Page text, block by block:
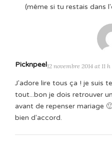
(même si tu restais dans
Picknpeel12 novembre 2014 at 11
J'adore lire tous ça ! je suis
tout...bon je dois retrouver
avant de repenser mariage
bien d'accord.